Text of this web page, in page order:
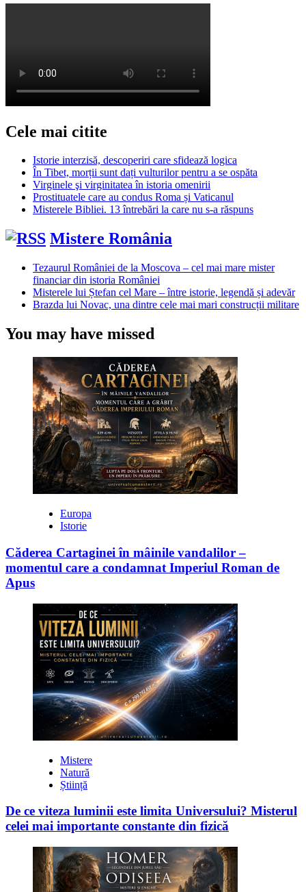
Cele mai citite
Istorie interzisă, descoperiri care sfidează logica
În Tibet, morții sunt dați vulturilor pentru a se ospăta
Virginele şi virginitatea în istoria omenirii
Prostituatele care au condus Roma și Vaticanul
Misterele Bibliei. 13 întrebări la care nu s-a răspuns
Mistere România
Tezaurul României de la Moscova – cel mai mare mister
financiar din istoria României
Misterele lui Ștefan cel Mare – între istorie, legendă și adevăr
Brazda lui Novac, una dintre cele mai mari construcții militare
You may have missed
Europa
Istorie
Căderea Cartaginei în mâinile vandalilor –
momentul care a condamnat Imperiul Roman de
Apus
Mistere
Natură
Știință
De ce viteza luminii este limita Universului? Misterul
celei mai importante constante din fizică